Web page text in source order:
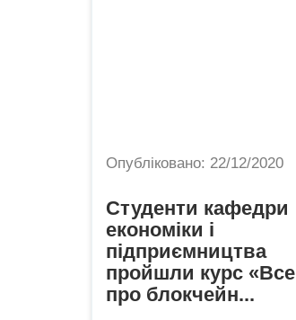
Опубліковано: 22/12/2020
Студенти кафедри
економіки і
підприємництва
пройшли курс «Все
про блокчейн...